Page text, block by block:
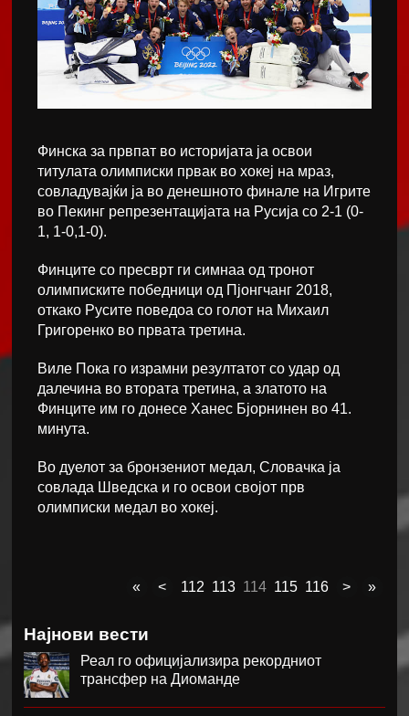
Финска за првпат во историјата ја освои
титулата олимписки првак во хокеј на мраз,
совладувајќи ја во денешното финале на Игрите
во Пекинг репрезентацијата на Русија со 2-1 (0-
1, 1-0,1-0).
Финците со пресврт ги симнаа од тронот
олимписките победници од Пјонгчанг 2018,
откако Русите поведоа со голот на Михаил
Григоренко во првата третина.
Виле Пока го израмни резултатот со удар од
далечина во втората третина, а златото на
Финците им го донесе Ханес Бјорнинен во 41.
минута.
Во дуелот за бронзениот медал, Словачка ја
совлада Шведска и го освои својот прв
олимписки медал во хокеј.
« < 112 113 114 115 116 > »
Најнови вести
Реал го официјализира рекордниот
трансфер на Диоманде